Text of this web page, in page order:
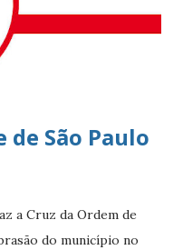
Blond, 1804-1880,
proveniente de
Aliança’ com a
de São Paulo
a Cruz da Ordem de
do município no